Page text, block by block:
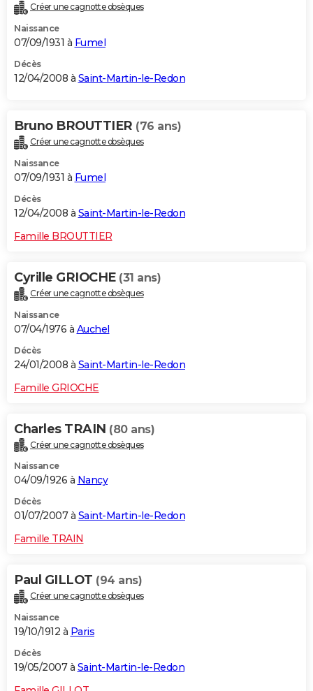
Créer une cagnotte obsèques
Naissance
07/09/1931 à Fumel
Décès
12/04/2008 à Saint-Martin-le-Redon
Bruno BROUTTIER (76 ans)
Créer une cagnotte obsèques
Naissance
07/09/1931 à Fumel
Décès
12/04/2008 à Saint-Martin-le-Redon
Famille BROUTTIER
Cyrille GRIOCHE (31 ans)
Créer une cagnotte obsèques
Naissance
07/04/1976 à Auchel
Décès
24/01/2008 à Saint-Martin-le-Redon
Famille GRIOCHE
Charles TRAIN (80 ans)
Créer une cagnotte obsèques
Naissance
04/09/1926 à Nancy
Décès
01/07/2007 à Saint-Martin-le-Redon
Famille TRAIN
Paul GILLOT (94 ans)
Créer une cagnotte obsèques
Naissance
19/10/1912 à Paris
Décès
19/05/2007 à Saint-Martin-le-Redon